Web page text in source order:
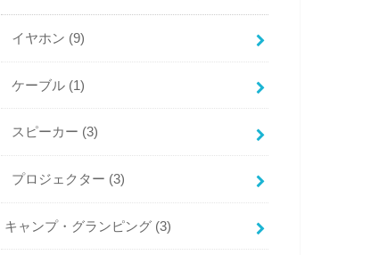
イヤホン (9)
ケーブル (1)
スピーカー (3)
プロジェクター (3)
キャンプ・グランピング (3)